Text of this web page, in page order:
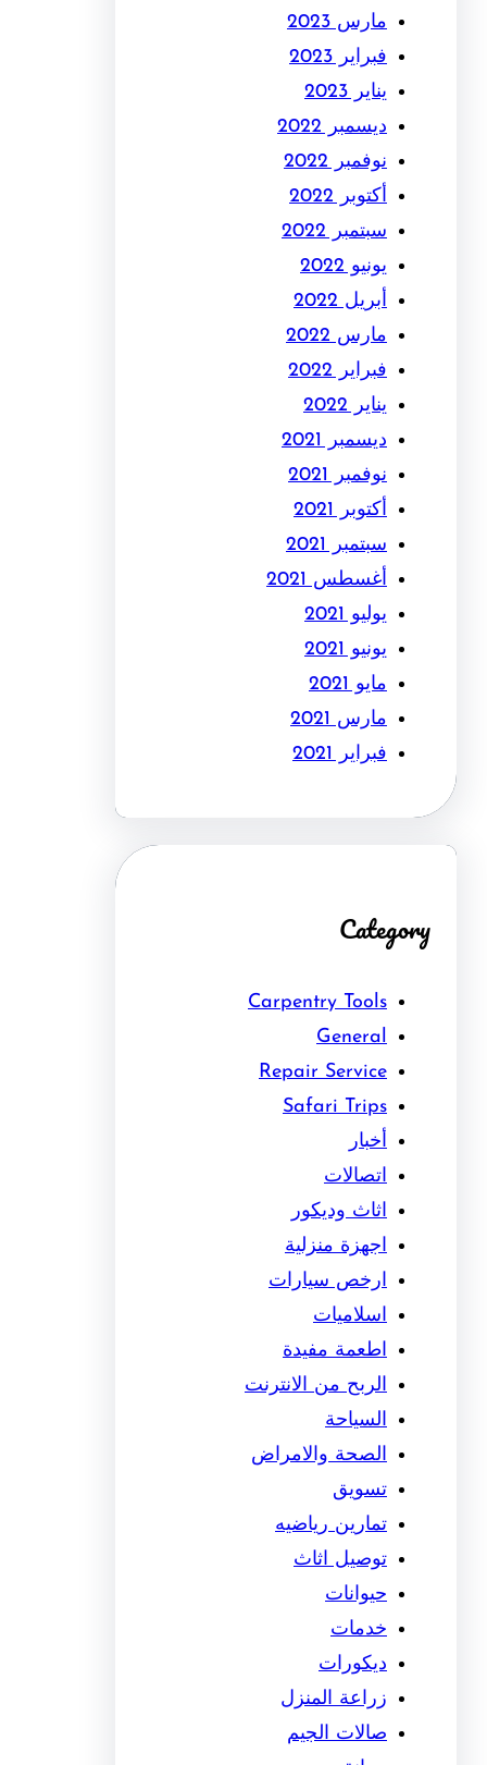
مارس 2023
فبراير 2023
يناير 2023
ديسمبر 2022
نوفمبر 2022
أكتوبر 2022
سبتمبر 2022
يونيو 2022
أبريل 2022
مارس 2022
فبراير 2022
يناير 2022
ديسمبر 2021
نوفمبر 2021
أكتوبر 2021
سبتمبر 2021
أغسطس 2021
يوليو 2021
يونيو 2021
مايو 2021
مارس 2021
فبراير 2021
Category
Carpentry Tools
General
Repair Service
Safari Trips
أخبار
اتصالات
اثاث وديكور
اجهزة منزلية
ارخص سيارات
اسلاميات
اطعمة مفيدة
الربح من الانترنت
السياحة
الصحة والامراض
تسويق
تمارين رياضيه
توصيل اثاث
حيوانات
خدمات
ديكورات
زراعة المنزل
صالات الجيم